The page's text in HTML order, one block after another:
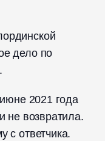
дело по
2021 года
не возвратила.
с ответчика.